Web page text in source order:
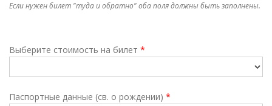
Если нужен билет "туда и обратно" оба поля должны быть заполнены.
Выберите стоимость на билет *
Паспортные данные (св. о рождении) *